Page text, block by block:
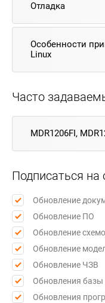
Отладка
Особенности
Linux
Часто
MDR1206FI,
Подписаться на
Обновление
Обновление ПО
Обновление
Обновление
Обновление ЧЗВ
Обновления базы
Обновления